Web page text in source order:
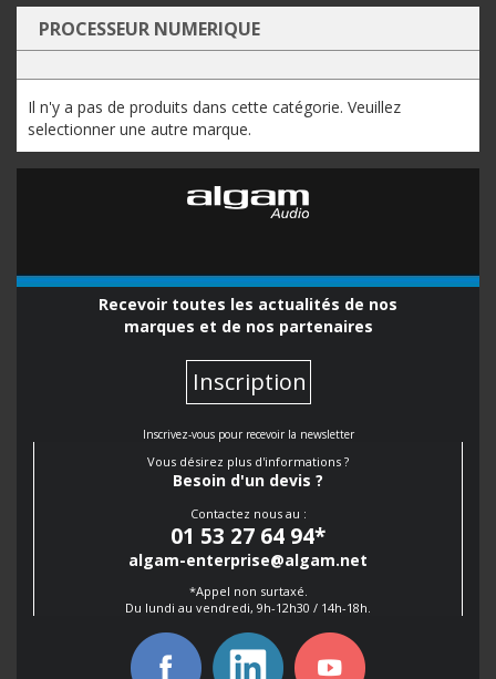
PROCESSEUR NUMERIQUE
Il n'y a pas de produits dans cette catégorie. Veuillez
selectionner une autre marque.
Recevoir toutes les actualités de nos
marques et de nos partenaires
Inscription
Inscrivez-vous pour recevoir la newsletter
Vous désirez plus d'informations ?
Besoin d'un devis ?
Contactez nous au :
01 53 27 64 94*
algam-enterprise@algam.net
*Appel non surtaxé.
Du lundi au vendredi, 9h-12h30 / 14h-18h.